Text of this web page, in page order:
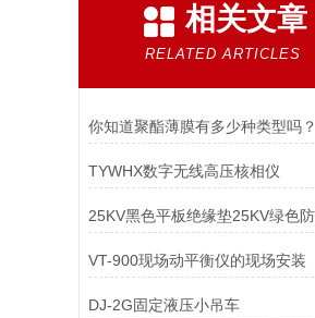
相关文章
RELATED ARTICLES
你知道聚酯薄膜有多少种类型吗？
TYWHX数字无线高压核相仪
VT-900现场动平衡仪的现场安装
DJ-2G固定液压小吊车